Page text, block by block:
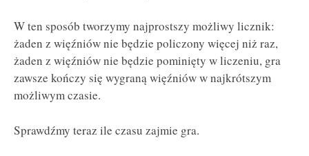
W ten sposób tworzymy najprostszy możliwy licznik:
żaden z więźniów nie będzie policzony więcej niż raz,
żaden z więźniów nie będzie pominięty w liczeniu, gra
zawsze kończy się wygraną więźniów w najkrótszym
możliwym czasie.
Sprawdźmy teraz ile czasu zajmie gra.